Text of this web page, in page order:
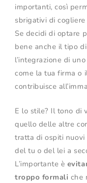
importanti, così
sbrigativi di
Se decidi di optare
bene anche il tipo
l’integrazione di
come la tua firma o
contribuisce
E lo stile? Il tono di
quello delle altre
tratta di ospiti nuovi
del tu o del lei a
L’importante è
troppo formali che